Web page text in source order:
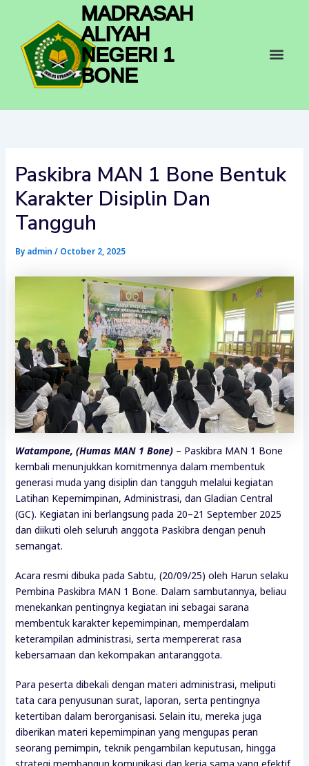
content
MADRASAH
ALIYAH
NEGERI 1
BONE
Paskibra MAN 1 Bone Bentuk
Karakter Disiplin Dan
Tangguh
By admin / October 2, 2025
Watampone, (Humas MAN 1 Bone)– Paskibra MAN 1 Bone
kembali menunjukkan komitmennya dalam membentuk
generasi muda yang disiplin dan tangguh melalui kegiatan
Latihan Kepemimpinan, Administrasi, dan Gladian Central
(GC). Kegiatan ini berlangsung pada 20–21 September 2025
dan diikuti oleh seluruh anggota Paskibra dengan penuh
semangat.
Acara resmi dibuka pada Sabtu, (20/09/25) oleh Harun selaku
Pembina Paskibra MAN 1 Bone. Dalam sambutannya, beliau
menekankan pentingnya kegiatan ini sebagai sarana
membentuk karakter kepemimpinan, memperdalam
keterampilan administrasi, serta mempererat rasa
kebersamaan dan kekompakan antaranggota.
Para peserta dibekali dengan materi administrasi, meliputi
tata cara penyusunan surat, laporan, serta pentingnya
ketertiban dalam berorganisasi. Selain itu, mereka juga
diberikan materi kepemimpinan yang mengupas peran
seorang pemimpin, teknik pengambilan keputusan, hingga